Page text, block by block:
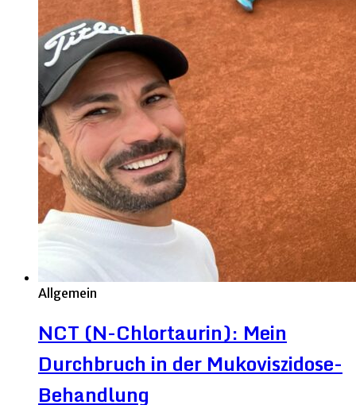
Allgemein
NCT (N-Chlortaurin): Mein
Durchbruch in der Mukoviszidose-
Behandlung